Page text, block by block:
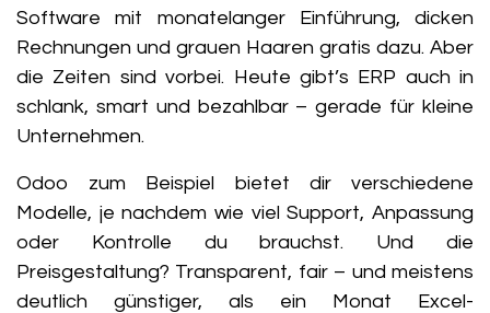
Software mit monatelanger Einführung, dicken
Rechnungen und grauen Haaren gratis dazu. Aber
die Zeiten sind vorbei. Heute gibt’s ERP auch in
schlank, smart und bezahlbar – gerade für kleine
Unternehmen.
Odoo zum Beispiel bietet dir verschiedene
Modelle, je nachdem wie viel Support, Anpassung
oder Kontrolle du brauchst. Und die
Preisgestaltung? Transparent, fair – und meistens
deutlich günstiger, als ein Monat Excel-